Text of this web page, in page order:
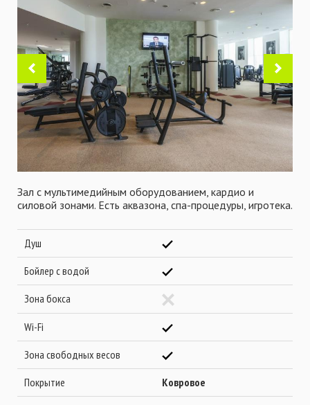
Зал с мультимедийным оборудованием, кардио и
силовой зонами. Есть аквазона, спа-процедуры, игротека.
Душ
Бойлер с водой
Зона бокса
Wi-Fi
Зона свободных весов
Покрытие
Ковровое